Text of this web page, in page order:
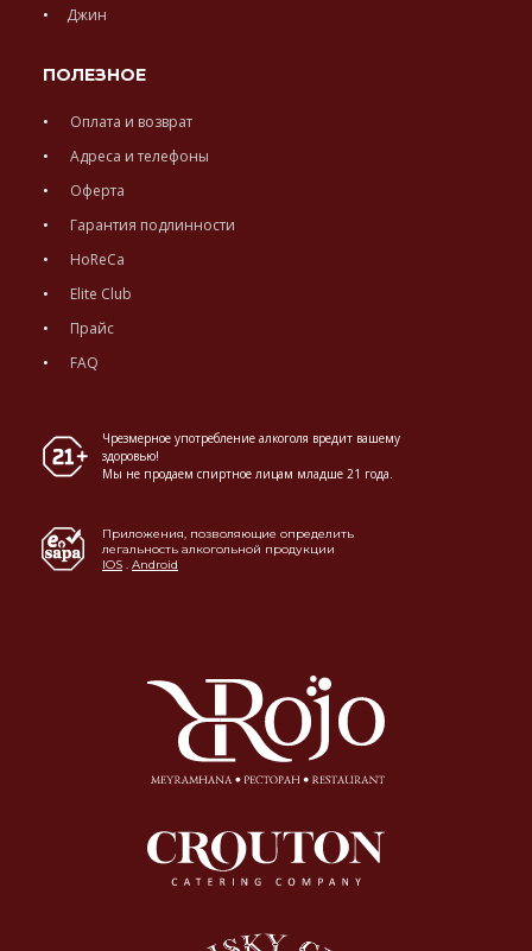
Джин
ПОЛЕЗНОЕ
Оплата и возврат
Адреса и телефоны
Оферта
Гарантия подлинности
HoReCa
Elite Club
Прайс
FAQ
Чрезмерное употребление алкоголя вредит вашему
здоровью!
Мы не продаем спиртное лицам младше 21 года.
Приложения, позволяющие определить
легальность алкогольной продукции
IOS . Android